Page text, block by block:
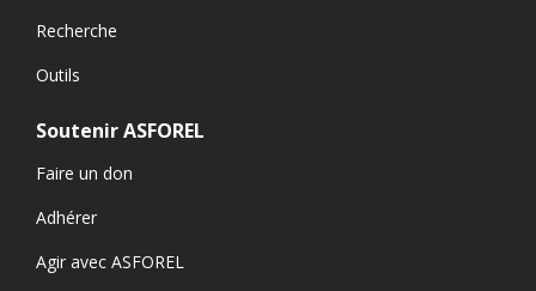
Recherche
Outils
Soutenir ASFOREL
Faire un don
Adhérer
Agir avec ASFOREL